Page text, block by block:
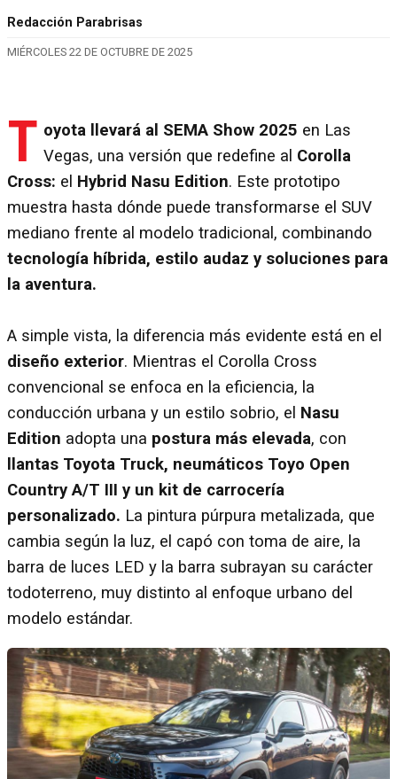
Redacción Parabrisas
MIÉRCOLES 22 DE OCTUBRE DE 2025
T oyota llevará al SEMA Show 2025 en Las
Vegas, una versión que redefine al Corolla
Cross: el Hybrid Nasu Edition. Este prototipo
muestra hasta dónde puede transformarse el SUV
mediano frente al modelo tradicional, combinando
tecnología híbrida, estilo audaz y soluciones para
la aventura.
A simple vista, la diferencia más evidente está en el
diseño exterior. Mientras el Corolla Cross
convencional se enfoca en la eficiencia, la
conducción urbana y un estilo sobrio, el Nasu
Edition adopta una postura más elevada, con
llantas Toyota Truck, neumáticos Toyo Open
Country A/T III y un kit de carrocería
personalizado. La pintura púrpura metalizada, que
cambia según la luz, el capó con toma de aire, la
barra de luces LED y la barra subrayan su carácter
todoterreno, muy distinto al enfoque urbano del
modelo estándar.